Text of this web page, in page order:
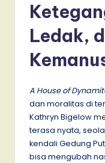
Ledak,
A House of
dan moralitas di
Kathryn Bigelow
terasa nyata,
kendali Gedung
bisa mengubah